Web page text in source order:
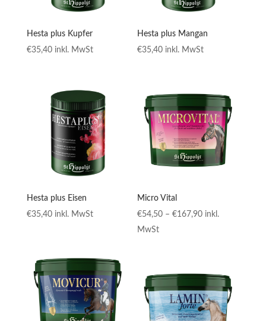
Hesta plus Kupfer
€35,40 inkl. MwSt
Hesta plus Mangan
€35,40 inkl. MwSt
Hesta plus Eisen
€35,40 inkl. MwSt
Micro Vital
€54,50 –€167,90Preisspanne:
inkl.
MwSt